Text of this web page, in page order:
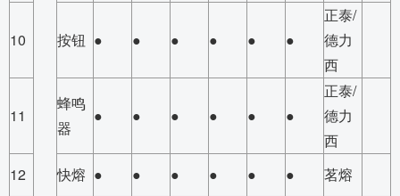
10 按钮 ● ● ● ● ● ●
正泰/
德力
西
11
蜂鸣
器
● ● ● ● ● ●
正泰/
德力
西
12
快熔 ● ● ● ● ● ● 茗熔